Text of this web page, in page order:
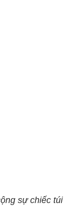
sự chiếc túi